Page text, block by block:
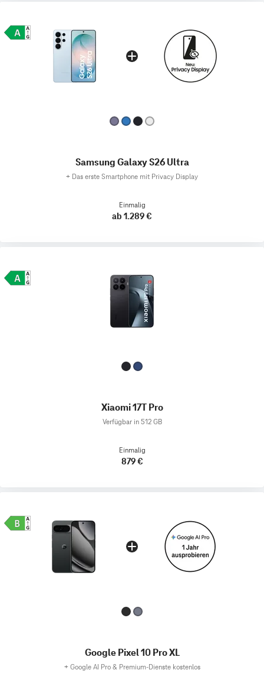
Samsung Galaxy S26 Ultra
+ Das erste Smartphone mit Privacy Display
Einmalig
ab 1.289 €
Xiaomi 17T Pro
Verfügbar in 512 GB
Einmalig
879 €
Google Pixel 10 Pro XL
+ Google AI Pro & Premium-Dienste kostenlos